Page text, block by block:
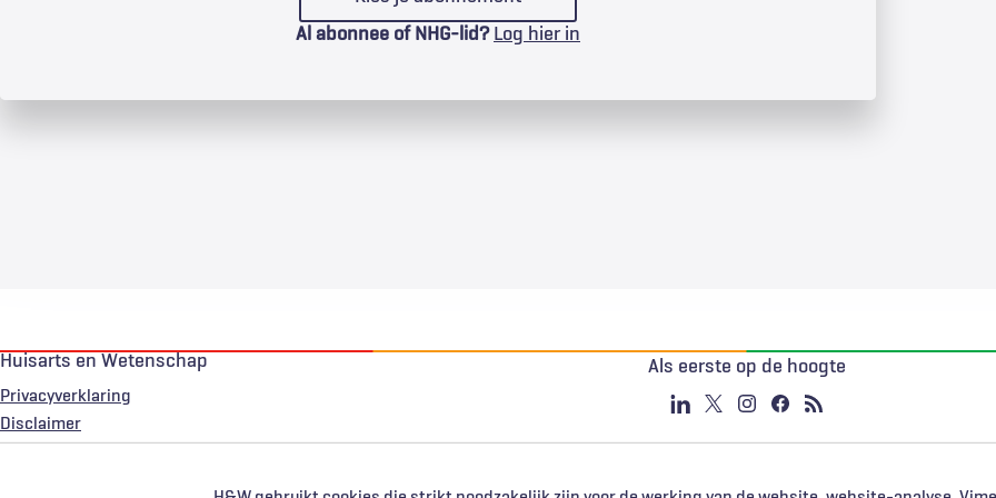
Al abonnee of NHG-lid? Log hier in
Huisarts en Wetenschap
Privacyverklaring
Voet
Disclaimer
Als eerste op de hoogte